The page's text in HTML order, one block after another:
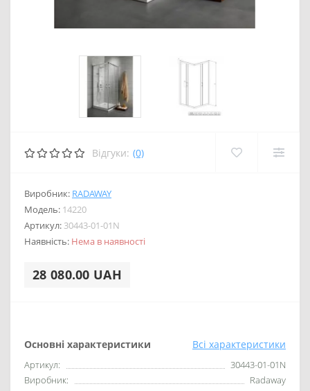
Відгуки: (0)
Виробник: RADAWAY
Модель: 14220
Артикул: 30443-01-01N
Наявність: Нема в наявності
28 080.00 UAH
Основні характеристики Всі характеристики
Артикул:
30443-01-01N
Виробник:
Radaway